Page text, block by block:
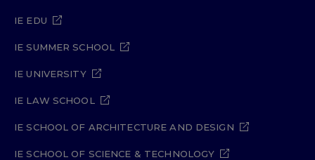
IE EDU
IE SUMMER SCHOOL
IE UNIVERSITY
IE LAW SCHOOL
IE SCHOOL OF ARCHITECTURE AND DESIGN
IE SCHOOL OF SCIENCE & TECHNOLOGY